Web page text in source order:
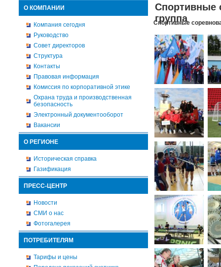
О КОМПАНИИ
Компания сегодня
Руководство
Совет директоров
Структура
Контакты
Правовая информация
Комиссия по корпоративной этике
Охрана труда и производственная
безопасность
Электронный документооборот
Вакансии
О РЕГИОНЕ
Историческая справка
Газификация
ПРЕСС-ЦЕНТР
Новости
СМИ о нас
Фотогалерея
ПОТРЕБИТЕЛЯМ
Тарифы и цены
Спортивные
группа
Спортивные